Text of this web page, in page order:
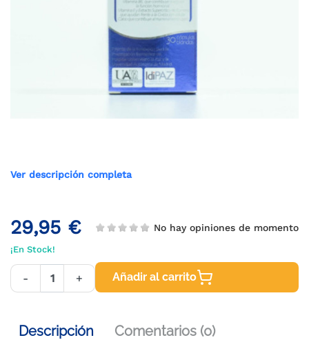
Ver descripción completa
29,95 € No hay opiniones de momento
¡En Stock!
- + Añadir al carrito
Descripción Comentarios (0)